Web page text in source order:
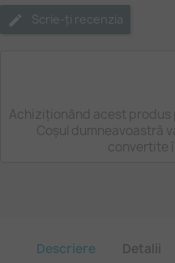
Scrie-ți recenzia
Achiziționând acest produs
Coșul dumneavoastră
convertite
Descriere Detalii